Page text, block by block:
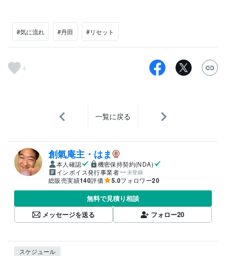
#気に流れ #丹田 #リセット
4
一覧に戻る
創氣庵主・はま
本人確認
機密保持契約(NDA)
インボイス発行事業者
未登録
総販売実績140評価 5.0フォロワー20
無料で見積り相談
メッセージを送る
フォロー20
スケジュール